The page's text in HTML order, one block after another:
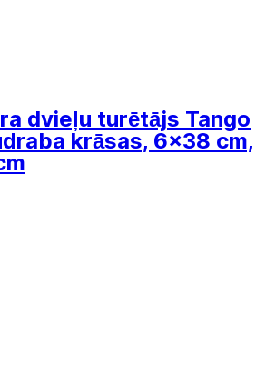
dvieļu turētājs Tango
krāsas, 6x38 cm,